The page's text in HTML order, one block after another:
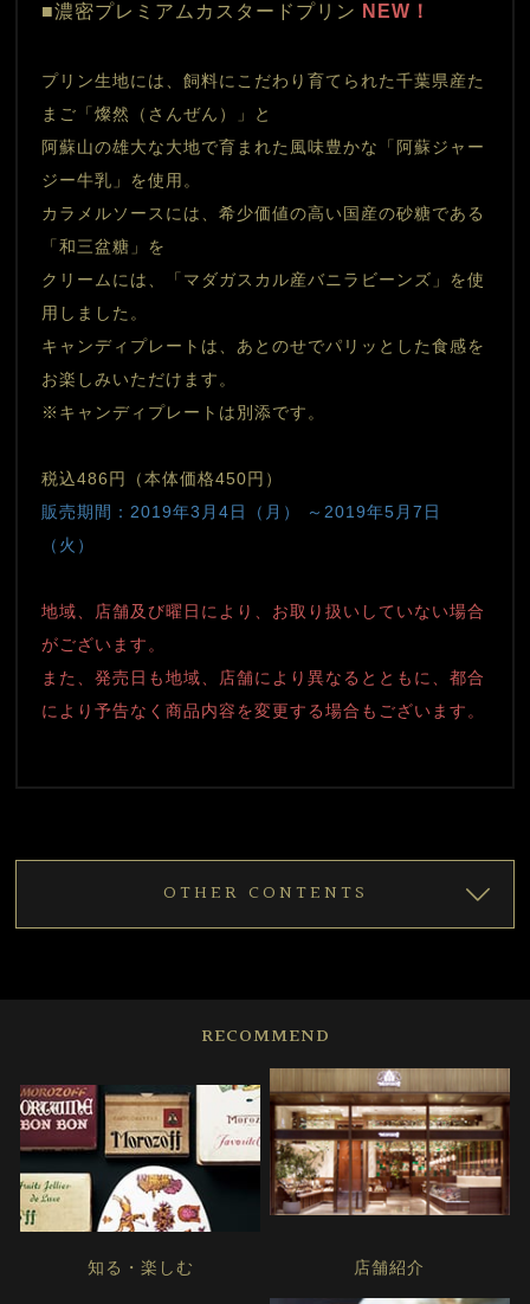
■濃密プレミアムカスタードプリン NEW！
プリン生地には、飼料にこだわり育てられた千葉県産た
まご「燦然（さんぜん）」と
阿蘇山の雄大な大地で育まれた風味豊かな「阿蘇ジャー
ジー牛乳」を使用。
カラメルソースには、希少価値の高い国産の砂糖である
「和三盆糖」を
クリームには、「マダガスカル産バニラビーンズ」を使
用しました。
キャンディプレートは、あとのせでパリッとした食感を
お楽しみいただけます。
税込486円（本体価格450円）
販売期間：2019年3月4日（月） ～2019年5月7日
（火）
地域、店舗及び曜日により、お取り扱いしていない場合
がございます。
また、発売日も地域、店舗により異なるとともに、都合
により予告なく商品内容を変更する場合もございます。
OTHER CONTENTS
RECOMMEND
知る・楽しむ 店舗紹介